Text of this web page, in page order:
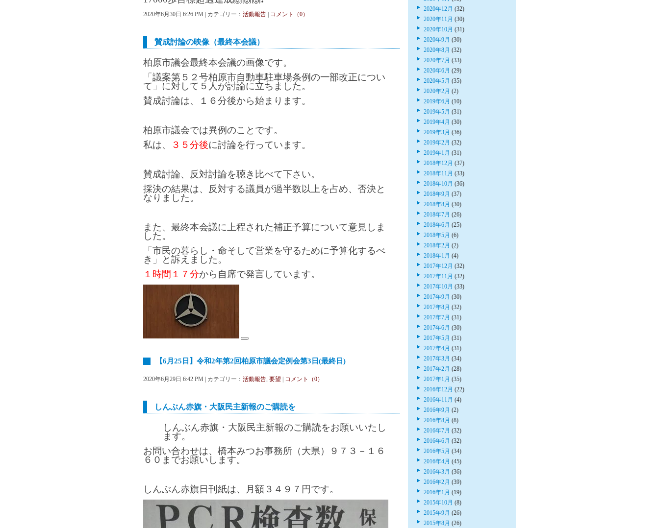
2020年6月30日 6:26 PM | カテゴリー： 活動報告 コメント（0）
賛成討論の映像（最終本会議）
柏原市議会最終本会議の画像です。
「議案第５２号柏原市自動車駐車場条例の一部改正につい
て」に対して５人が討論に立ちました。
賛成討論は、１６分後から始まります。
柏原市議会では異例のことです。
私は、
３５分後に討論を行っています。
賛成討論、反対討論を聴き比べて下さい。
採決の結果は、反対する議員が過半数以上を占め、否決と
なりました。
また、最終本会議に上程された補正予算について意見しま
した。
「市民の暮らし・命そして営業を守るために予算化するべ
き」と訴えました。
１時間１７分から自席で発言しています。
【6月25日】令和2年第2回柏原市議会定例会第3日(最終日)
2020年6月29日 6:42 PM | カテゴリー： 活動報告, 要望 コメント（0）
しんぶん赤旗・大阪民主新報のご購読を
しんぶん赤旗・大阪民主新報のご購読をお願いいたし
ます。
お問い合わせは、橋本みつお事務所（大県）９７３－１６
６０までお願いします。
しんぶん赤旗日刊紙は、月額３４９７円です。
2020年12月 (32)
2020年11月 (30)
2020年10月 (31)
2020年9月 (30)
2020年8月 (32)
2020年7月 (33)
2020年6月 (29)
2020年5月 (35)
2020年2月 (2)
2019年6月 (10)
2019年5月 (31)
2019年4月 (30)
2019年3月 (36)
2019年2月 (32)
2019年1月 (31)
2018年12月 (37)
2018年11月 (33)
2018年10月 (36)
2018年9月 (37)
2018年8月 (30)
2018年7月 (26)
2018年6月 (25)
2018年5月 (6)
2018年2月 (2)
2018年1月 (4)
2017年12月 (32)
2017年11月 (32)
2017年10月 (33)
2017年9月 (30)
2017年8月 (32)
2017年7月 (31)
2017年6月 (30)
2017年5月 (31)
2017年4月 (31)
2017年3月 (34)
2017年2月 (28)
2017年1月 (35)
2016年12月 (22)
2016年11月 (4)
2016年9月 (2)
2016年8月 (8)
2016年7月 (32)
2016年6月 (32)
2016年5月 (34)
2016年4月 (45)
2016年3月 (36)
2016年2月 (39)
2016年1月 (19)
2015年10月 (8)
2015年9月 (26)
2015年8月 (26)